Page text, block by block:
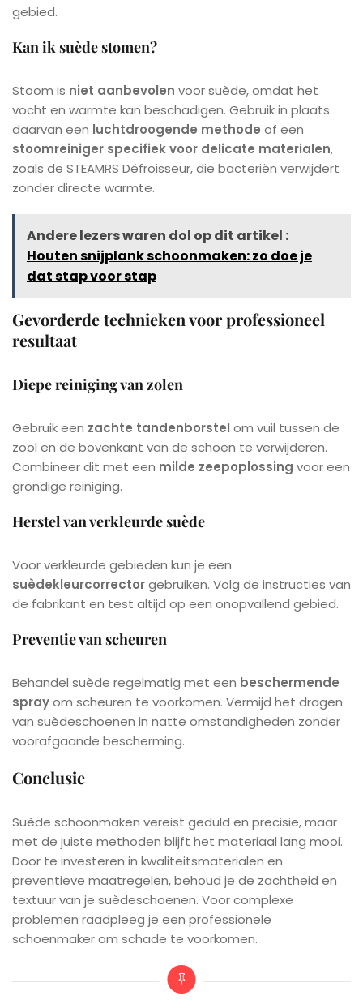
gebied.
Kan ik suède stomen?
Stoom is niet aanbevolen voor suède, omdat het
vocht en warmte kan beschadigen. Gebruik in plaats
daarvan een luchtdroogende methode of een
stoomreiniger specifiek voor delicate materialen,
zoals de STEAMRS Défroisseur, die bacteriën verwijdert
zonder directe warmte.
Andere lezers waren dol op dit artikel :
Houten snijplank schoonmaken: zo doe je
dat stap voor stap
Gevorderde technieken voor professioneel
resultaat
Diepe reiniging van zolen
Gebruik een zachte tandenborstel om vuil tussen de
zool en de bovenkant van de schoen te verwijderen.
Combineer dit met een milde zeepoplossing voor een
grondige reiniging.
Herstel van verkleurde suède
Voor verkleurde gebieden kun je een
suèdekleurcorrectorgebruiken. Volg de instructies van
de fabrikant en test altijd op een onopvallend gebied.
Preventie van scheuren
Behandel suède regelmatig met een beschermende
sprayom scheuren te voorkomen. Vermijd het dragen
van suèdeschoenen in natte omstandigheden zonder
voorafgaande bescherming.
Conclusie
Suède schoonmaken vereist geduld en precisie, maar
met de juiste methoden blijft het materiaal lang mooi.
Door te investeren in kwaliteitsmaterialen en
preventieve maatregelen, behoud je de zachtheid en
textuur van je suèdeschoenen. Voor complexe
problemen raadpleeg je een professionele
schoenmaker om schade te voorkomen.